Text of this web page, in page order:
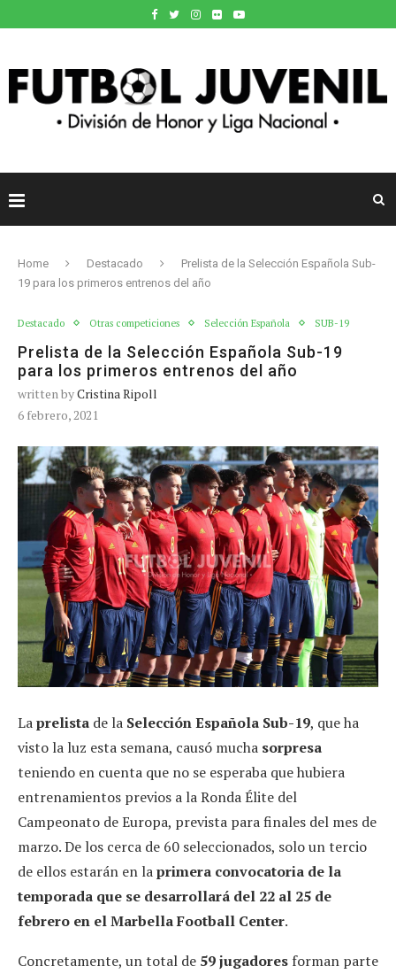
Home Destacado
Prelista de la Selección Española Sub-
19 para los primeros entrenos del año
Destacado Otras competiciones Selección Española SUB-19
Prelista de la Selección Española Sub-19
para los primeros entrenos del año
written byCristina Ripoll
6 febrero, 2021
Laprelista de la Selección Española Sub-19, que ha
visto la luz esta semana, causó mucha sorpresa
teniendo en cuenta que no se esperaba que hubiera
entrenamientos previos a la Ronda Élite del
Campeonato de Europa, prevista para finales del mes de
marzo. De los cerca de 60 seleccionados, solo un tercio
de ellos estarán en laprimera convocatoria de la
temporada que se desarrollará del 22 al 25 de
febrero en el Marbella Football Center.
Concretamente, un total de 59 jugadores forman parte